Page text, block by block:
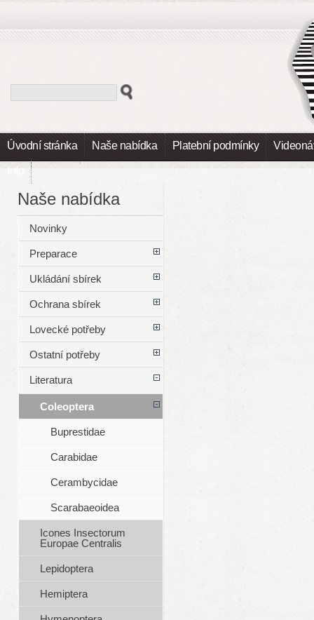
Úvodní stránka Naše nabídka Platební podmínky
Info
Naše nabídka
Novinky
Preparace
Ukládání sbírek
Ochrana sbírek
Lovecké potřeby
Ostatní potřeby
Literatura
Coleoptera
Buprestidae
Carabidae
Cerambycidae
Scarabaeoidea
Icones Insectorum
Europae Centralis
Lepidoptera
Hemiptera